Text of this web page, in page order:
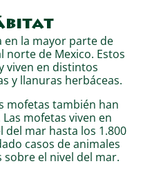
en la mayor parte de
norte de Mexico. Estos
viven en distintos
y llanuras herbáceas.
mofetas también han
mofetas viven en
del mar hasta los 1.800
casos de animales
sobre el nivel del mar.